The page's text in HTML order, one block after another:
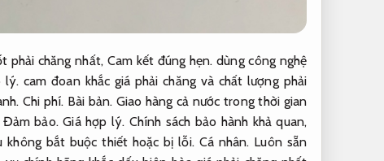
phải chăng nhất, Cam kết đúng hẹn. dùng công nghệ
lý. cam đoan khắc giá phải chăng và chất lượng phải
Chi phí. Bài bản. Giao hàng cả nước trong thời gian
Đảm bảo. Giá hợp lý. Chính sách bảo hành khả quan,
không bắt buộc thiết hoặc bị lỗi. Cá nhân. Luôn sẵn